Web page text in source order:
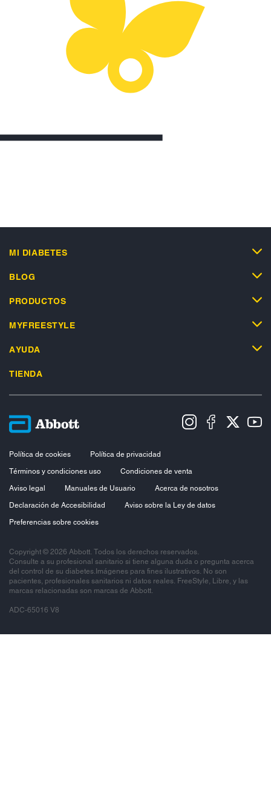
MI DIABETES
BLOG
PRODUCTOS
MYFREESTYLE
AYUDA
TIENDA
Política de cookies
Política de privacidad
Términos y condiciones uso
Condiciones de venta
Aviso legal
Manuales de Usuario
Acerca de nosotros
Declaración de Accesibilidad
Aviso sobre la Ley de datos
Preferencias sobre cookies
Copyright © 2026 Abbott. Todos los derechos reservados.
Consulte a su profesional sanitario si tiene alguna duda o pregunta acerca
del control de su diabetes.Imágenes para fines ilustrativos. No son
pacientes, profesionales sanitarios ni datos reales. FreeStyle, Libre, y las
marcas relacionadas son marcas de Abbott.
ADC-65016 V8